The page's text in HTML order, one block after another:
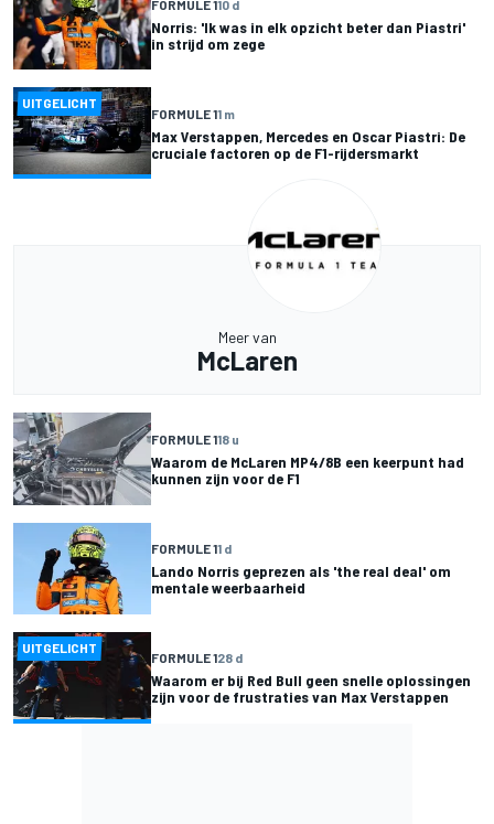
FORMULE 110 d
Norris: 'Ik was in elk opzicht beter dan Piastri'
in strijd om zege
UITGELICHT
FORMULE 11 m
Max Verstappen, Mercedes en Oscar Piastri: De
cruciale factoren op de F1-rijdersmarkt
Meer van
McLaren
FORMULE 118 u
Waarom de McLaren MP4/8B een keerpunt had
kunnen zijn voor de F1
FORMULE 11 d
Lando Norris geprezen als 'the real deal' om
mentale weerbaarheid
UITGELICHT
FORMULE 128 d
Waarom er bij Red Bull geen snelle oplossingen
zijn voor de frustraties van Max Verstappen